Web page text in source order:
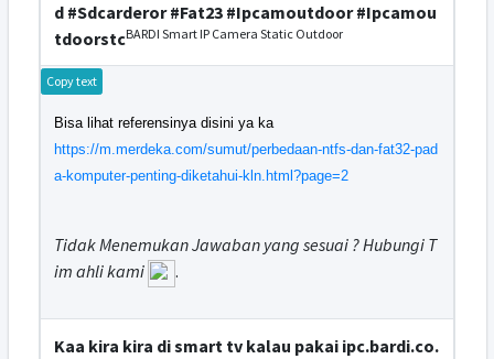
d #Sdcarderor #Fat23 #Ipcamoutdoor #Ipcamou
tdoorstcBARDI Smart IP Camera Static Outdoor
Copy text
Bisa lihat referensinya disini ya ka
https://m.merdeka.com/sumut/perbedaan-ntfs-dan-fat32-pad
a-komputer-penting-diketahui-kln.html?page=2
Tidak Menemukan Jawaban yang sesuai ? Hubungi T
im ahli kami
.
Kaa kira kira di smart tv kalau pakai ipc.bardi.co.